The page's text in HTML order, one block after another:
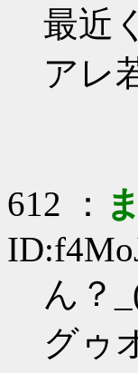
最近
アレ
612 ：
ん？
グゥ